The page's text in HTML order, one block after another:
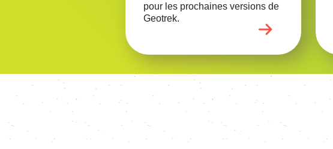
pour les prochaines versions de
Geotrek.